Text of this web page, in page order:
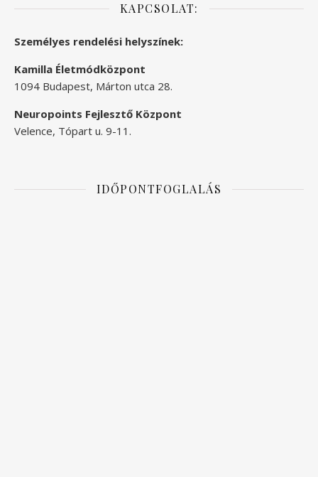
KAPCSOLAT:
Személyes rendelési helyszínek:
Kamilla Életmódközpont
1094 Budapest, Márton utca 28.
Neuropoints Fejlesztő Központ
Velence, Tópart u. 9-11.
IDŐPONTFOGLALÁS